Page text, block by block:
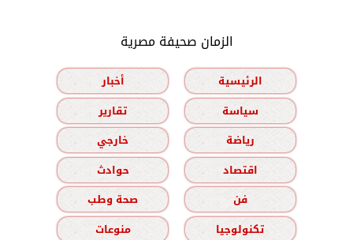
الزمان صحيفة مصرية
الرئيسية
أخبار
سياسة
تقارير
رياضة
خارجي
اقتصاد
حوادث
فن
صحة وطب
تكنولوجيا
منوعات